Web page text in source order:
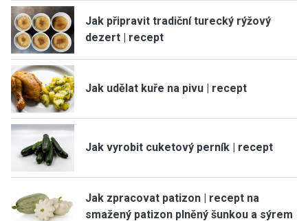
Jak připravit tradiční turecký rýžový
dezert | recept
Jak udělat kuře na pivu | recept
Jak vyrobit cuketový perník | recept
Jak zpracovat patizon | recept na
smažený patizon plněný šunkou a sýrem